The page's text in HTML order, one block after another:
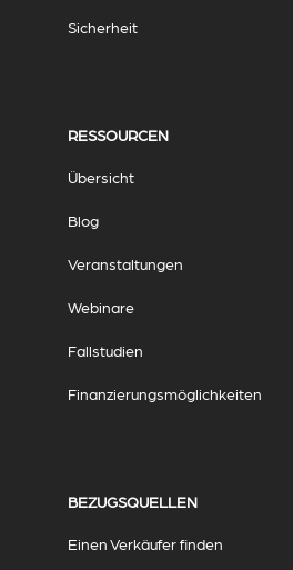
Sicherheit
RESSOURCEN
Übersicht
Blog
Veranstaltungen
Webinare
Fallstudien
Finanzierungsmöglichkeiten
BEZUGSQUELLEN
Einen Verkäufer finden